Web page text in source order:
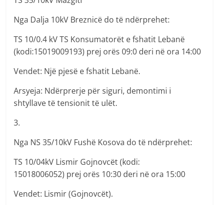
Nga Dalja 10kV Breznicë do të ndërprehet:
TS 10/0.4 kV TS Konsumatorët e fshatit Lebanë
(kodi:15019009193) prej orës 09:0 deri në ora 14:00
Vendet: Një pjesë e fshatit Lebanë.
Arsyeja: Ndërprerje për siguri, demontimi i
shtyllave të tensionit të ulët.
3.
Nga NS 35/10kV Fushë Kosova do të ndërprehet:
TS 10/04kV Lismir Gojnovcët (kodi:
15018006052) prej orës 10:30 deri në ora 15:00
Vendet: Lismir (Gojnovcët).